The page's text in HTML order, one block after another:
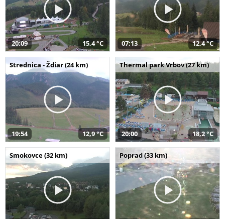
20:09 15,4 °C 07:13 12,4 °C
Strednica - Ždiar (24 km)
19:54 12,9 °C
Thermal park Vrbov (27 km)
20:00 18,2 °C
Smokovce (32 km) Poprad (33 km)